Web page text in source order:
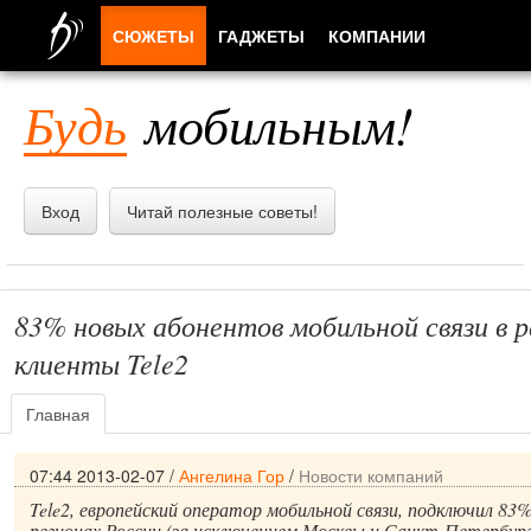
Будь мобильным!
Вход Читай полезные советы!
83% новых абонентов мобильной связи в
клиенты Tele2
Главная
07:44 2013-02-07 / Ангелина Гор / Новости компаний
Tele2, европейский оператор мобильной связи, подключил
СЮЖЕТЫ ГАДЖЕТЫ КОМПАНИИ
ПРИЛОЖЕНИЯ